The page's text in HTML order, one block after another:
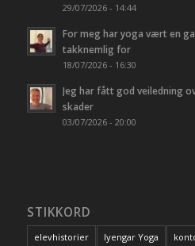
29/07/2026 - 14:44
For meg har yoga vært en
takknemlig for
18/07/2026 - 16:30
Jeg har fått god veiledning
skader
03/07/2026 - 20:00
STIKKORD
elevhistorier Iyengar Yoga